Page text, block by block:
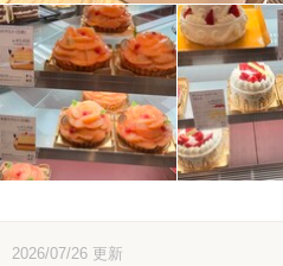
2026/07/26 更新